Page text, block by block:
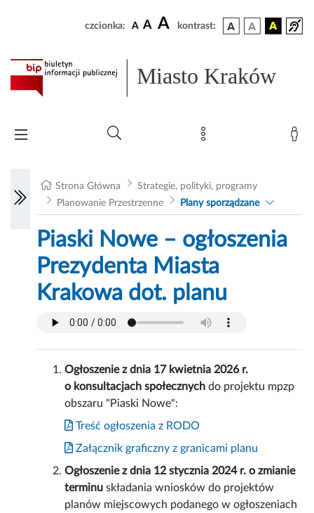
czcionka: A A A kontrast:
Miasto Kraków
Strona Główna
Strategie, polityki, programy
Planowanie Przestrzenne
Plany sporządzane
Piaski Nowe – ogłoszenia
Prezydenta Miasta
Krakowa dot. planu
Ogłoszenie z dnia 17 kwietnia 2026 r.
o konsultacjach społecznych do projektu mpzp
obszaru "Piaski Nowe":
Treść ogłoszenia z RODO
Załącznik graficzny z granicami planu
Ogłoszenie z dnia 12 stycznia 2024 r. o zmianie
terminu składania wniosków do projektów
planów miejscowych podanego w ogłoszeniach